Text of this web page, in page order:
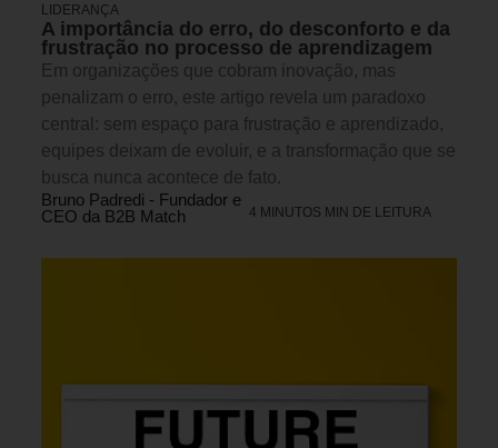
LIDERANÇA
A importância do erro, do desconforto e da
frustração no processo de aprendizagem
Em organizações que cobram inovação, mas
penalizam o erro, este artigo revela um paradoxo
central: sem espaço para frustração e aprendizado,
equipes deixam de evoluir, e a transformação que se
busca nunca acontece de fato.
Bruno Padredi - Fundador e
CEO da B2B Match
4 MINUTOS MIN DE LEITURA